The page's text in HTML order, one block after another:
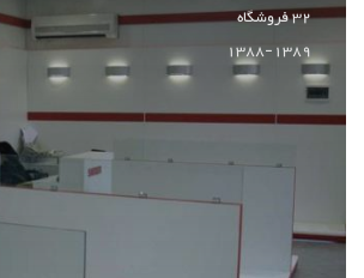
32 فروشگاه
1388-1389